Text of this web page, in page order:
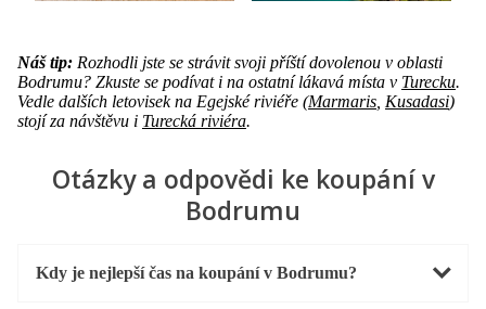
Náš tip: Rozhodli jste se strávit svoji příští dovolenou v oblasti
Bodrumu? Zkuste se podívat i na ostatní lákavá místa v Turecku.
Vedle dalších letovisek na Egejské riviéře (Marmaris Kusadasi)
stojí za návštěvu i Turecká riviéra.
Otázky a odpovědi ke koupání v
Bodrumu
Kdy je nejlepší čas na koupání v Bodrumu?